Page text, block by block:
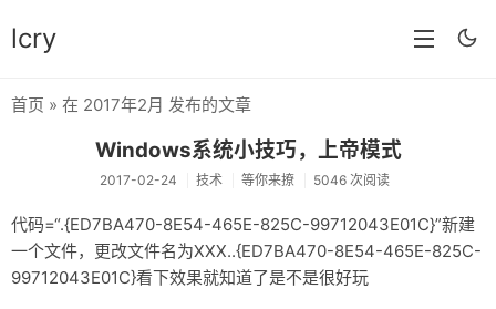
lcry
分类
分享
技术
首页 » 在 2017年2月 发布的文章
Windows系统小技巧，上帝模式
2017-02-24 技术 等你来撩 5046 次阅读
代码=“.{ED7BA470-8E54-465E-825C-99712043E01C}”新建
一个文件，更改文件名为XXX..{ED7BA470-8E54-465E-825C-
99712043E01C}看下效果就知道了是不是很好玩